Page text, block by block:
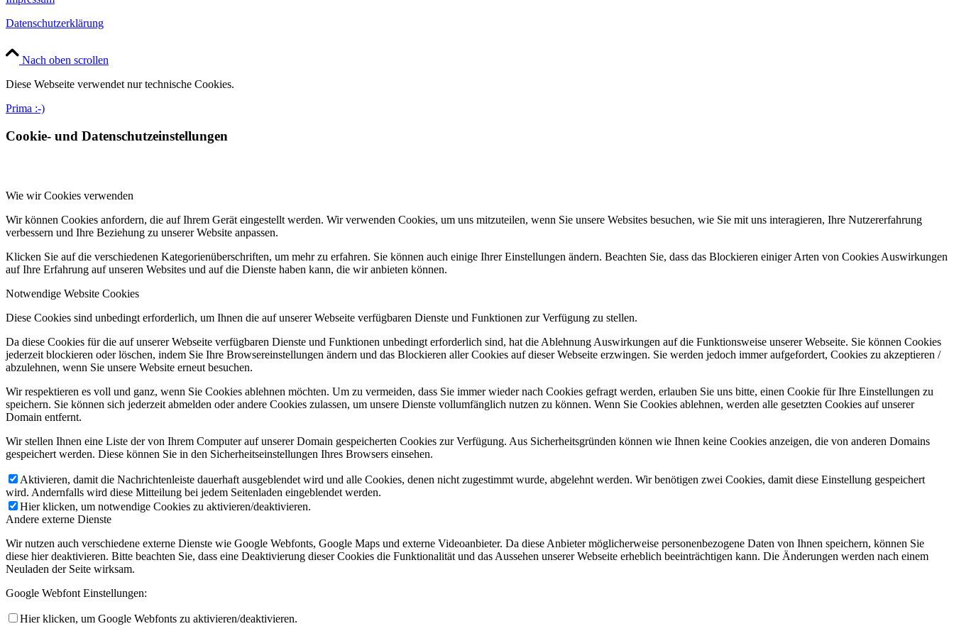
Datenschutzerklärung
Nach oben scrollen
Diese Webseite verwendet nur technische Cookies.
Prima :-)
Cookie- und Datenschutzeinstellungen
Wie wir Cookies verwenden
Wir können Cookies anfordern, die auf Ihrem Gerät eingestellt werden. Wir verwenden Cookies, um uns mitzuteilen, wenn Sie unsere Websites besuchen, wie Sie mit uns interagieren, Ihre Nutzererfahrung
verbessern und Ihre Beziehung zu unserer Website anpassen.
Klicken Sie auf die verschiedenen Kategorienüberschriften, um mehr zu erfahren. Sie können auch einige Ihrer Einstellungen ändern. Beachten Sie, dass das Blockieren einiger Arten von Cookies Auswirkungen
auf Ihre Erfahrung auf unseren Websites und auf die Dienste haben kann, die wir anbieten können.
Notwendige Website Cookies
Diese Cookies sind unbedingt erforderlich, um Ihnen die auf unserer Webseite verfügbaren Dienste und Funktionen zur Verfügung zu stellen.
Da diese Cookies für die auf unserer Webseite verfügbaren Dienste und Funktionen unbedingt erforderlich sind, hat die Ablehnung Auswirkungen auf die Funktionsweise unserer Webseite. Sie können Cookies
jederzeit blockieren oder löschen, indem Sie Ihre Browsereinstellungen ändern und das Blockieren aller Cookies auf dieser Webseite erzwingen. Sie werden jedoch immer aufgefordert, Cookies zu akzeptieren /
abzulehnen, wenn Sie unsere Website erneut besuchen.
Wir respektieren es voll und ganz, wenn Sie Cookies ablehnen möchten. Um zu vermeiden, dass Sie immer wieder nach Cookies gefragt werden, erlauben Sie uns bitte, einen Cookie für Ihre Einstellungen zu
speichern. Sie können sich jederzeit abmelden oder andere Cookies zulassen, um unsere Dienste vollumfänglich nutzen zu können. Wenn Sie Cookies ablehnen, werden alle gesetzten Cookies auf unserer
Domain entfernt.
Wir stellen Ihnen eine Liste der von Ihrem Computer auf unserer Domain gespeicherten Cookies zur Verfügung. Aus Sicherheitsgründen können wie Ihnen keine Cookies anzeigen, die von anderen Domains
gespeichert werden. Diese können Sie in den Sicherheitseinstellungen Ihres Browsers einsehen.
Aktivieren, damit die Nachrichtenleiste dauerhaft ausgeblendet wird und alle Cookies, denen nicht zugestimmt wurde, abgelehnt werden. Wir benötigen zwei Cookies, damit diese Einstellung gespeichert
wird. Andernfalls wird diese Mitteilung bei jedem Seitenladen eingeblendet werden.
Hier klicken, um notwendige Cookies zu aktivieren/deaktivieren.
Andere externe Dienste
Wir nutzen auch verschiedene externe Dienste wie Google Webfonts, Google Maps und externe Videoanbieter. Da diese Anbieter möglicherweise personenbezogene Daten von Ihnen speichern, können Sie
diese hier deaktivieren. Bitte beachten Sie, dass eine Deaktivierung dieser Cookies die Funktionalität und das Aussehen unserer Webseite erheblich beeinträchtigen kann. Die Änderungen werden nach einem
Neuladen der Seite wirksam.
Google Webfont Einstellungen:
Hier klicken, um Google Webfonts zu aktivieren/deaktivieren.